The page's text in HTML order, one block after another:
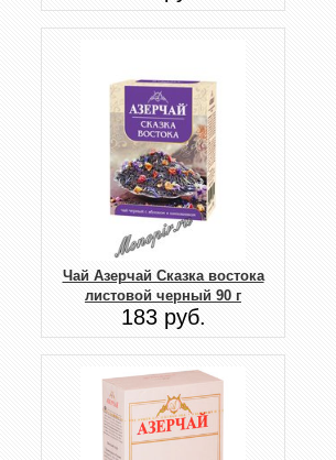
Чай Азерчай Сказка востока
листовой черный 90 г
183 руб.